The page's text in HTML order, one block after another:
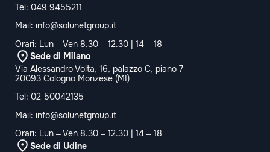
Tel: 049 9455211
Mail: info@solunetgroup.it
Orari: Lun – Ven 8.30 – 12.30 | 14 – 18
Sede di Milano
Via Alessandro Volta, 16, palazzo C, piano 7
20093 Cologno Monzese (MI)
Tel: 02 50042135
Mail: info@solunetgroup.it
Orari: Lun – Ven 8.30 – 12.30 | 14 – 18
Sede di Udine